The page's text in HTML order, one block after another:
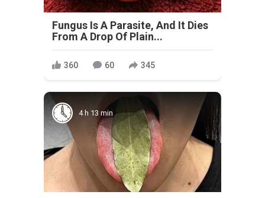
Fungus Is A Parasite, And It Dies
From A Drop Of Plain...
360 60 345
4 h 13 min